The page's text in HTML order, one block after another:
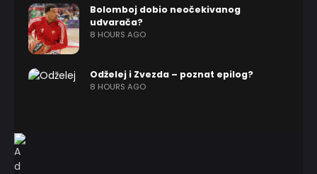
Bolomboj dobio neočekivanog
udvarača?
8 HOURS AGO
Odželej i Zvezda – poznat epilog?
8 HOURS AGO